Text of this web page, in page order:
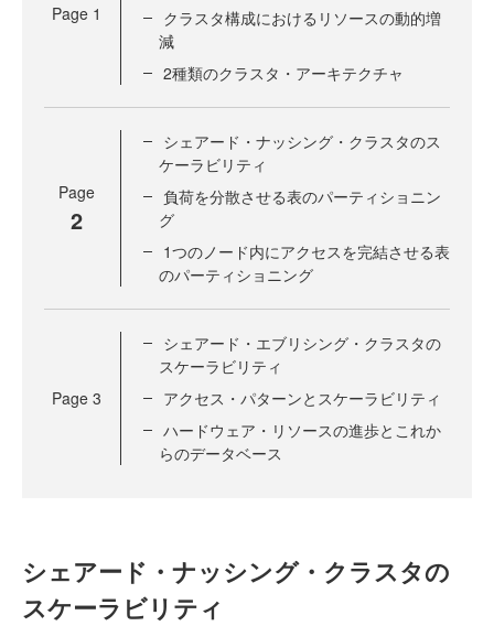
Page 1
クラスタ構成におけるリソースの動的増
減
2種類のクラスタ・アーキテクチャ
Page
2
シェアード・ナッシング・クラスタのス
ケーラビリティ
負荷を分散させる表のパーティショニン
グ
1つのノード内にアクセスを完結させる表
のパーティショニング
Page 3
シェアード・エブリシング・クラスタの
スケーラビリティ
アクセス・パターンとスケーラビリティ
ハードウェア・リソースの進歩とこれか
らのデータベース
シェアード・ナッシング・クラスタの
スケーラビリティ